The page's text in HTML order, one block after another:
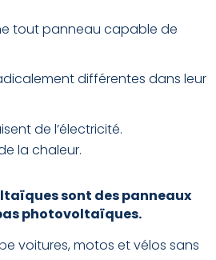
tout panneau capable de
différentes dans leur
de l’électricité.
la chaleur.
sont des panneaux
photovoltaïques.
voitures, motos et vélos sans